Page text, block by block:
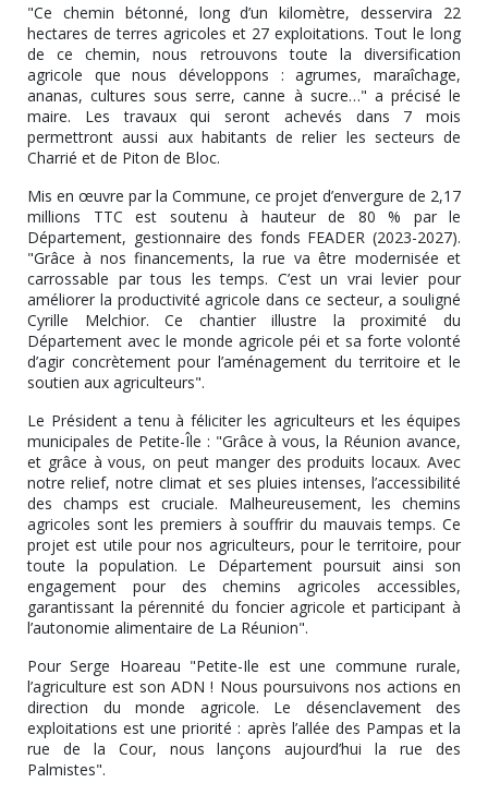
"Ce chemin bétonné, long d’un kilomètre, desservira 22
hectares de terres agricoles et 27 exploitations. Tout le long
de ce chemin, nous retrouvons toute la diversification
agricole que nous développons : agrumes, maraîchage,
ananas, cultures sous serre, canne à sucre…" a précisé le
maire. Les travaux qui seront achevés dans 7 mois
permettront aussi aux habitants de relier les secteurs de
Charrié et de Piton de Bloc.
Mis en œuvre par la Commune, ce projet d’envergure de 2,17
millions TTC est soutenu à hauteur de 80 % par le
Département, gestionnaire des fonds FEADER (2023-2027).
"Grâce à nos financements, la rue va être modernisée et
carrossable par tous les temps. C’est un vrai levier pour
améliorer la productivité agricole dans ce secteur, a souligné
Cyrille Melchior. Ce chantier illustre la proximité du
Département avec le monde agricole péi et sa forte volonté
d’agir concrètement pour l’aménagement du territoire et le
soutien aux agriculteurs".
Le Président a tenu à féliciter les agriculteurs et les équipes
municipales de Petite-Île : "Grâce à vous, la Réunion avance,
et grâce à vous, on peut manger des produits locaux. Avec
notre relief, notre climat et ses pluies intenses, l’accessibilité
des champs est cruciale. Malheureusement, les chemins
agricoles sont les premiers à souffrir du mauvais temps. Ce
projet est utile pour nos agriculteurs, pour le territoire, pour
toute la population. Le Département poursuit ainsi son
engagement pour des chemins agricoles accessibles,
garantissant la pérennité du foncier agricole et participant à
l’autonomie alimentaire de La Réunion".
Pour Serge Hoareau "Petite-Ile est une commune rurale,
l’agriculture est son ADN ! Nous poursuivons nos actions en
direction du monde agricole. Le désenclavement des
exploitations est une priorité : après l’allée des Pampas et la
rue de la Cour, nous lançons aujourd’hui la rue des
Palmistes".